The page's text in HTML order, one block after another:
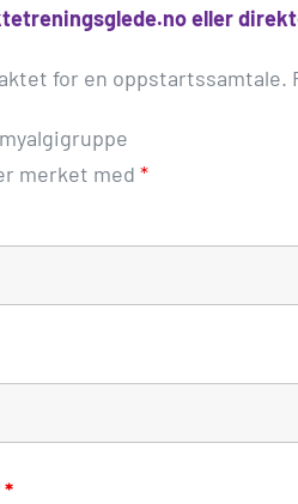
eller
for en
merket med *
*